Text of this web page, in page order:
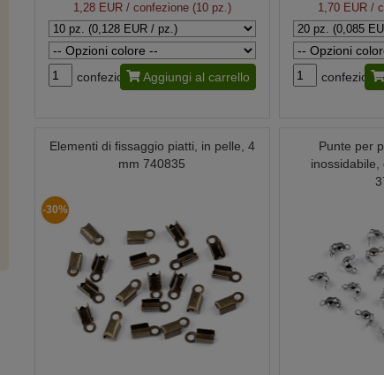
1,28 EUR/ confezione (10 pz.)
confezione Aggiungi al carrello
1,70 EUR/
confezione
Elementi di fissaggio piatti, in pelle, 4
mm 740835
-30%
Punte per
inossidabile,